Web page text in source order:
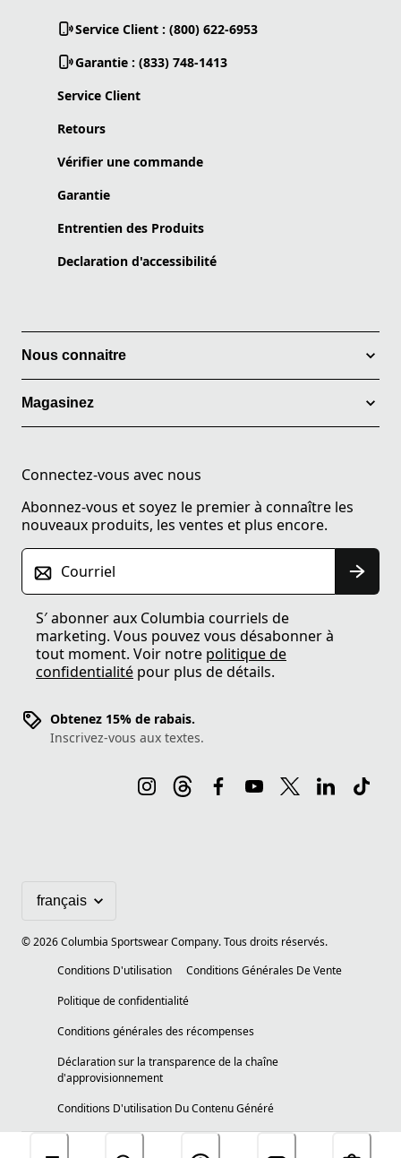
Service Client : (800) 622-6953
Garantie : (833) 748-1413
Service Client
Retours
Vérifier une commande
Garantie
Entrentien des Produits
Declaration d'accessibilité
Nous connaitre
Magasinez
Connectez-vous avec nous
Abonnez-vous et soyez le premier à connaître les
nouveaux produits, les ventes et plus encore.
Courriel
S′ abonner aux Columbia courriels de
marketing. Vous pouvez vous désabonner à
tout moment. Voir notre politique de
confidentialité pour plus de détails.
Obtenez 15% de rabais.
Inscrivez-vous aux textes.
©2026Columbia Sportswear Company. Tous droits réservés.
Conditions D'utilisation
Conditions Générales De Vente
Politique de confidentialité
Conditions générales des récompenses
Déclaration sur la transparence de la chaîne
d'approvisionnement
Conditions D'utilisation Du Contenu Généré